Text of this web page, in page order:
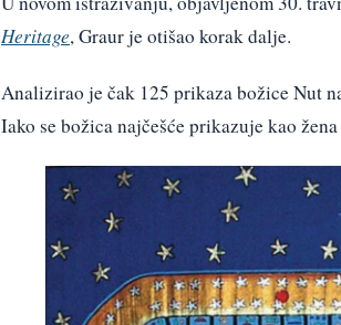
Heritage, Graur je otišao korak dalje.
Analizirao je čak 125 prikaza božice Nut
Iako se božica najčešće prikazuje kao